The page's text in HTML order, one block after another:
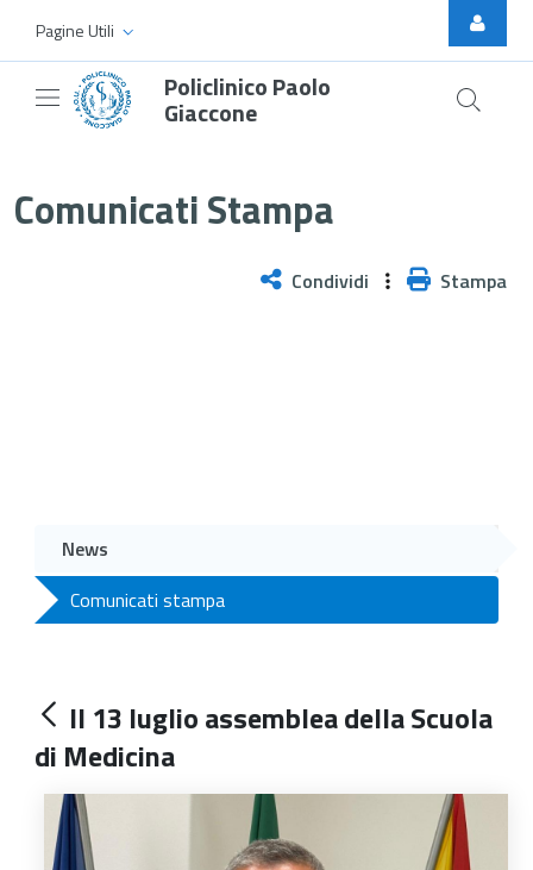
Skip to Main Content
Pagine Utili
Policlinico Paolo
Giaccone
Comunicati Stampa
Condividi Stampa
News
Comunicati stampa
Il 13 luglio assemblea della Scuola
di Medicina